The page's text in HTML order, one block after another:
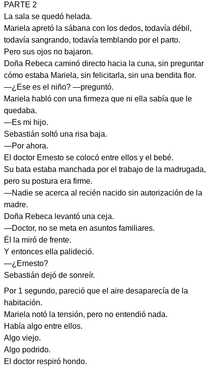
PARTE 2
La sala se quedó helada.
Mariela apretó la sábana con los dedos, todavía débil,
todavía sangrando, todavía temblando por el parto.
Pero sus ojos no bajaron.
Doña Rebeca caminó directo hacia la cuna, sin preguntar
cómo estaba Mariela, sin felicitarla, sin una bendita flor.
—¿Ese es el niño? —preguntó.
Mariela habló con una firmeza que ni ella sabía que le
quedaba.
—Es mi hijo.
Sebastián soltó una risa baja.
—Por ahora.
El doctor Ernesto se colocó entre ellos y el bebé.
Su bata estaba manchada por el trabajo de la madrugada,
pero su postura era firme.
—Nadie se acerca al recién nacido sin autorización de la
madre.
Doña Rebeca levantó una ceja.
—Doctor, no se meta en asuntos familiares.
Él la miró de frente.
Y entonces ella palideció.
—¿Ernesto?
Sebastián dejó de sonreír.
Por 1 segundo, pareció que el aire desaparecía de la
habitación.
Mariela notó la tensión, pero no entendió nada.
Había algo entre ellos.
Algo viejo.
Algo podrido.
El doctor respiró hondo.